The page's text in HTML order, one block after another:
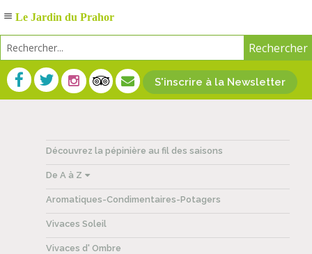
S'inscrire à la Newsletter
Découvrez la pépinière au fil des saisons
De A à Z
Aromatiques-Condimentaires-Potagers
Vivaces Soleil
Vivaces d' Ombre
Le Jardin du Prahor